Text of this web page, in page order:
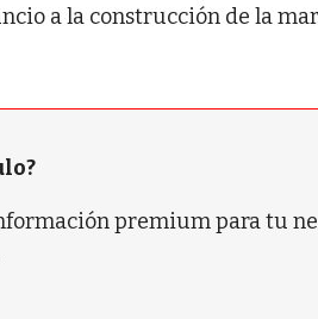
a la construcción de la
premium para tu